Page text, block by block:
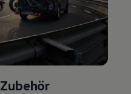
Zubehör